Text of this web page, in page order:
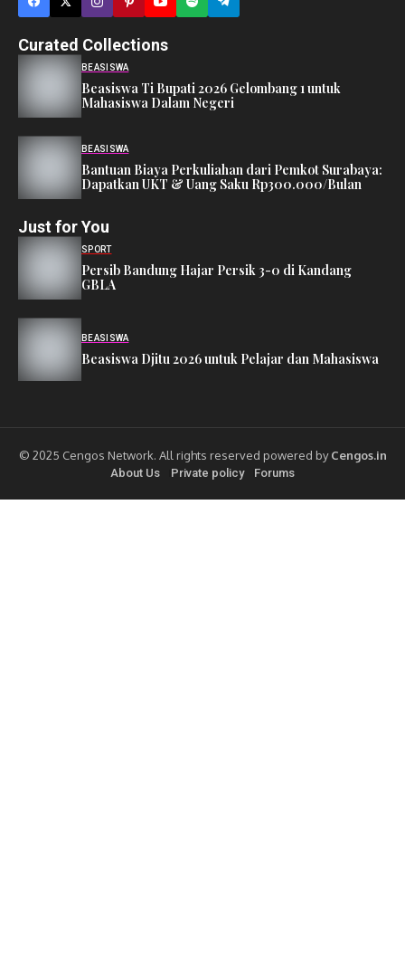
Curated Collections
BEASISWA
Beasiswa Ti Bupati 2026 Gelombang 1 untuk
Mahasiswa Dalam Negeri
BEASISWA
Bantuan Biaya Perkuliahan dari Pemkot Surabaya:
Dapatkan UKT & Uang Saku Rp300.000/Bulan
Just for You
SPORT
Persib Bandung Hajar Persik 3-0 di Kandang
GBLA
BEASISWA
Beasiswa Djitu 2026 untuk Pelajar dan Mahasiswa
© 2025 Cengos Network. All rights reserved powered byCengos.in
About Us Private policy Forums